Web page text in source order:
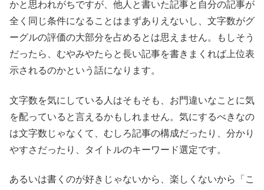
かと思われがちですが、他人と書いた記事と自分の記事が
全く同じ条件になることはまずありえないし、文字数がグ
ーグルの評価の大部分を占めるとは思えません。もしそう
だったら、むやみやたらと長い記事を書きまくれば上位表
示されるのかという話になります。
文字数を気にしている人はそもそも、お門違いなことに気
を配っていると言えるかもしれません。気にするべきなの
は文字数じゃなくて、むしろ記事の構成だったり、分かり
やすさだったり、タイトルのキーワード選定です。
あるいは書くのが好きじゃないから、楽しくないから「こ